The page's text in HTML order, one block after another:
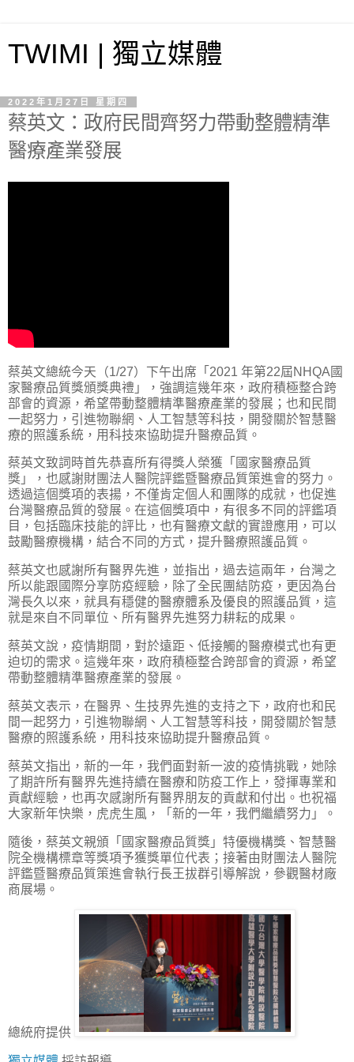
TWIMI | 獨立媒體
2022年1月27日 星期四
蔡英文：政府民間齊努力帶動整體精準
醫療產業發展
蔡英文總統今天（1/27）下午出席「2021 年第22屆NHQA國
家醫療品質獎頒獎典禮」，強調這幾年來，政府積極整合跨
部會的資源，希望帶動整體精準醫療產業的發展；也和民間
一起努力，引進物聯網、人工智慧等科技，開發關於智慧醫
療的照護系統，用科技來協助提升醫療品質。
蔡英文致詞時首先恭喜所有得獎人榮獲「國家醫療品質
獎」，也感謝財團法人醫院評鑑暨醫療品質策進會的努力。
透過這個獎項的表揚，不僅肯定個人和團隊的成就，也促進
台灣醫療品質的發展。在這個獎項中，有很多不同的評鑑項
目，包括臨床技能的評比，也有醫療文獻的實證應用，可以
鼓勵醫療機構，結合不同的方式，提升醫療照護品質。
蔡英文也感謝所有醫界先進，並指出，過去這兩年，台灣之
所以能跟國際分享防疫經驗，除了全民團結防疫，更因為台
灣長久以來，就具有穩健的醫療體系及優良的照護品質，這
就是來自不同單位、所有醫界先進努力耕耘的成果。
蔡英文說，疫情期間，對於遠距、低接觸的醫療模式也有更
迫切的需求。這幾年來，政府積極整合跨部會的資源，希望
帶動整體精準醫療產業的發展。
蔡英文表示，在醫界、生技界先進的支持之下，政府也和民
間一起努力，引進物聯網、人工智慧等科技，開發關於智慧
醫療的照護系統，用科技來協助提升醫療品質。
蔡英文指出，新的一年，我們面對新一波的疫情挑戰，她除
了期許所有醫界先進持續在醫療和防疫工作上，發揮專業和
貢獻經驗，也再次感謝所有醫界朋友的貢獻和付出。也祝福
大家新年快樂，虎虎生風，「新的一年，我們繼續努力」。
隨後，蔡英文親頒「國家醫療品質獎」特優機構獎、智慧醫
院全機構標章等獎項予獲獎單位代表；接著由財團法人醫院
評鑑暨醫療品質策進會執行長王拔群引導解說，參觀醫材廠
商展場。
總統府提供